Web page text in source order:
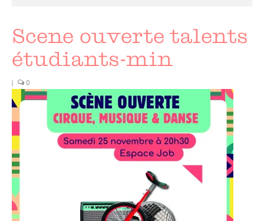
Ateliers 2026-2027
Modalités d’inscription
ACCOMPAGNEMENT
Mes Joyeux Colocs
Jardin éphémère du grand cèdre
Vie de quartier : Participez !
Scene ouverte talents
étudiants-min
0